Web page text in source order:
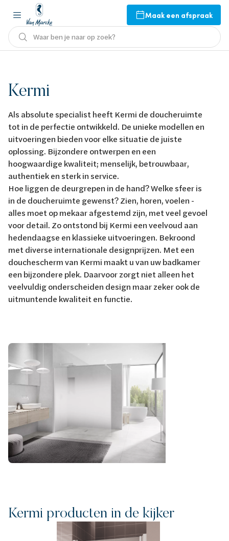
Maak een afspraak
Waar ben je naar op zoek?
Kermi
Als absolute specialist heeft Kermi de doucheruimte
tot in de perfectie ontwikkeld. De unieke modellen en
uitvoeringen bieden voor elke situatie de juiste
oplossing. Bijzondere ontwerpen en een
hoogwaardige kwaliteit; menselijk, betrouwbaar,
authentiek en sterk in service.
Hoe liggen de deurgrepen in de hand? Welke sfeer is
in de doucheruimte gewenst? Zien, horen, voelen -
alles moet op mekaar afgestemd zijn, met veel gevoel
voor detail. Zo ontstond bij Kermi een veelvoud aan
hedendaagse en klassieke uitvoeringen. Bekroond
met diverse internationale designprijzen. Met een
douchescherm van Kermi maakt u van uw badkamer
een bijzondere plek. Daarvoor zorgt niet alleen het
veelvuldig onderscheiden design maar zeker ook de
uitmuntende kwaliteit en functie.
Kermi producten in de kijker